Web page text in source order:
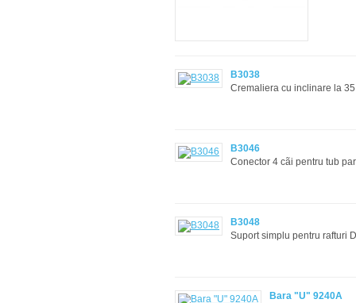
B3038
Cremaliera cu inclinare la
B3046
Conector 4 cãi pentru tub
B3048
Suport simplu pentru rafturi
Bara "U" 9240A